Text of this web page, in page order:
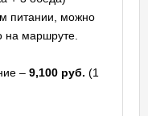
питании, можно
на маршруте.
– 9,100 руб. (1